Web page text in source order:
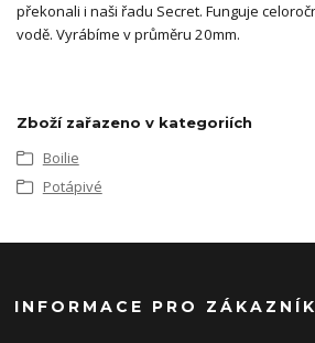
překonali i naši řadu Secret. Funguje
vodě. Vyrábíme v průměru 20mm.
Zboží zařazeno v kategoriích
Boilie
Potápivé
INFORMACE PRO